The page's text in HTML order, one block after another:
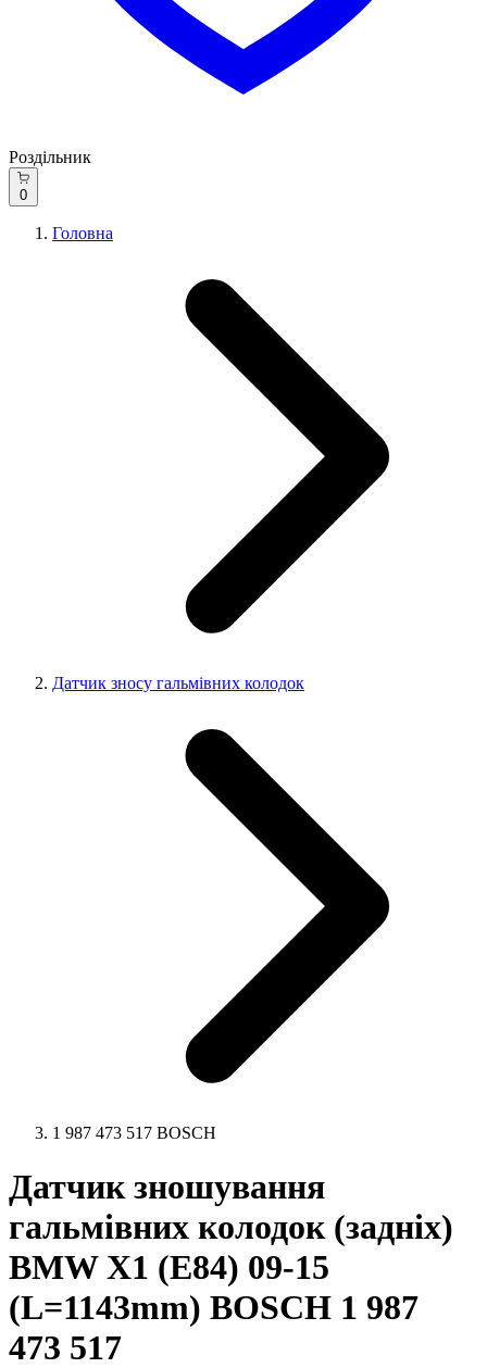
Роздільник
0
Головна
Датчик зносу гальмівних колодок
1 987 473 517 BOSCH
Датчик зношування
гальмівних колодок (задніх)
BMW X1 (E84) 09-15
(L=1143mm) BOSCH 1 987
473 517